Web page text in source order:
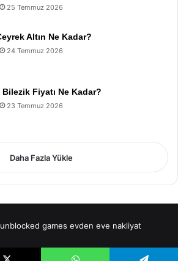
25 Temmuz 2026
Altın Ne Kadar?
24 Temmuz 2026
Bilezik Fiyatı Ne Kadar?
23 Temmuz 2026
Daha Fazla Yükle
unblocked games evden eve nakliyat